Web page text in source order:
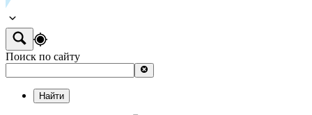
Поиск по сайту
Найти